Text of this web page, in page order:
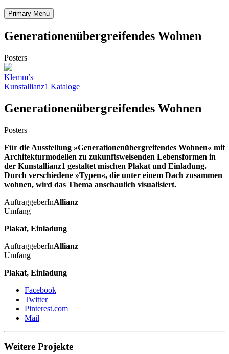
Primary Menu
Generationenübergreifendes Wohnen
Posters
Beitragsnavigation
Klemm’s
Kunstallianz1 Kataloge
Generationenübergreifendes Wohnen
Posters
Für die Ausstellung »Generationenübergreifendes Wohnen« mit
Architekturmodellen zu zukunftsweisenden Lebensformen in
der Kunstallianz1 gestaltet mischen Plakat und Einladung.
Durch verschiedene »Typen«, die unter einem Dach zusammen
wohnen, wird das Thema anschaulich visualisiert.
AuftraggeberInAllianz
Umfang
Plakat, Einladung
AuftraggeberInAllianz
Umfang
Plakat, Einladung
Facebook
Twitter
Pinterest.com
Mail
Weitere Projekte